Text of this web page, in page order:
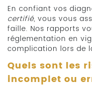
En confiant vos
certifié, vous vous
faille. Nos rapports
réglementation en
complication lors de
Quels sont les
incomplet ou